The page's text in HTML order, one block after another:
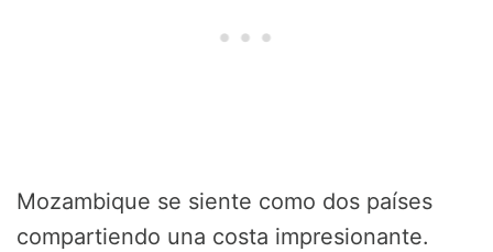
Mozambique se siente como dos países
compartiendo una costa impresionante.